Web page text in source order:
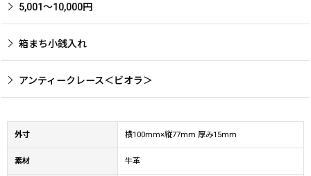
5,001〜10,000円
箱まち小銭入れ
アンティークレース＜ビオラ＞
外寸 横100mm×縦77mm 厚み15mm
素材 牛革